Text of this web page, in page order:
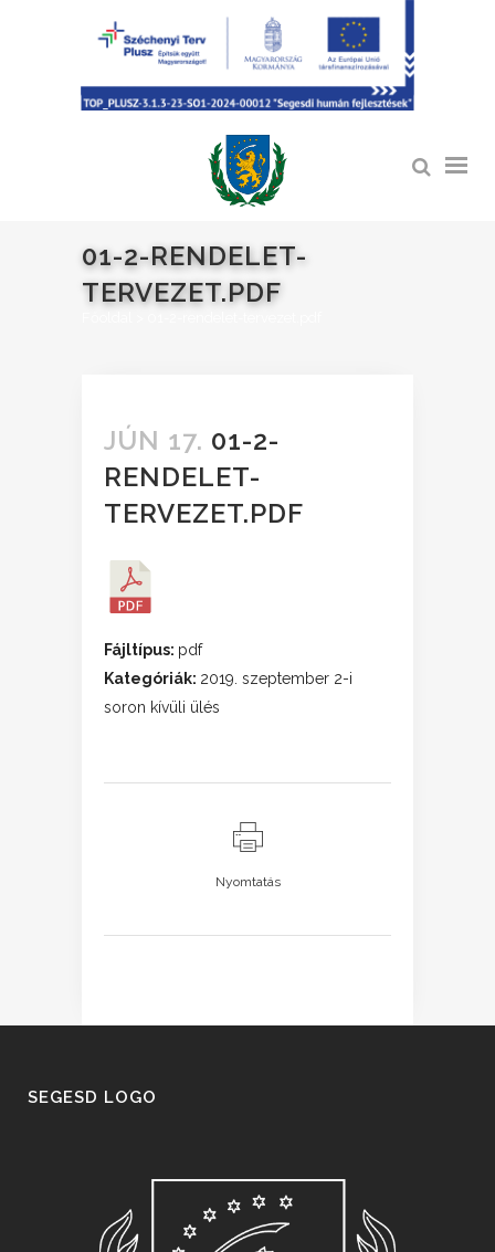
01-2-RENDELET-
TERVEZET.PDF
JÚN 17. 01-2-
RENDELET-
TERVEZET.PDF
Fájltípus: pdf
Kategóriák: 2019. szeptember 2-i
soron kívüli ülés
Nyomtatás
SEGESD LOGO